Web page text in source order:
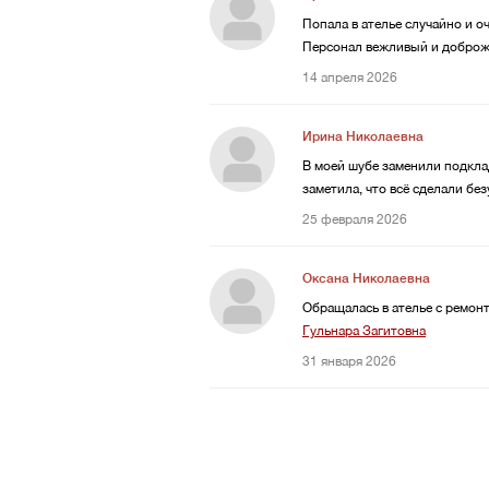
Попала в ателье случайно и
Персонал вежливый и
14 апреля 2026
Ирина Николаевна
В моей шубе заменили
заметила, что всё сделали
25 февраля 2026
Оксана Николаевна
Обращалась в ателье с
Гульнара Загитовна
31 января 2026